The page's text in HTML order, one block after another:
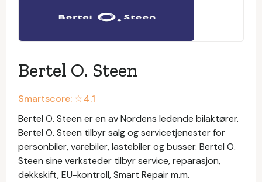
Bertel O. Steen
Smartscore: ☆4.1
Bertel O. Steen er en av Nordens ledende bilaktører.
Bertel O. Steen tilbyr salg og servicetjenester for
personbiler, varebiler, lastebiler og busser. Bertel O.
Steen sine verksteder tilbyr service, reparasjon,
dekkskift, EU-kontroll, Smart Repair m.m.